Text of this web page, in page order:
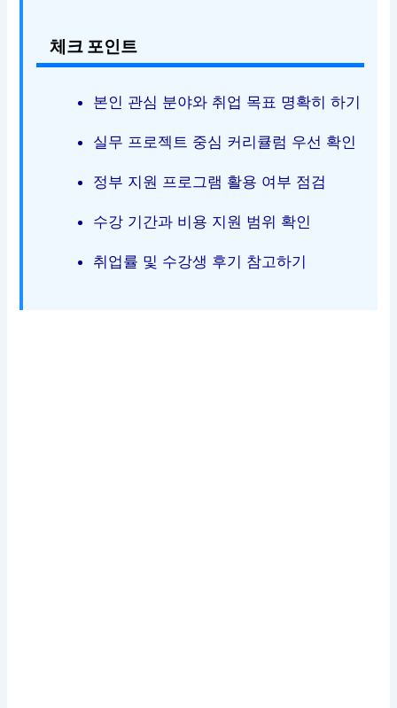
체크 포인트
본인 관심 분야와 취업 목표 명확히 하기
실무 프로젝트 중심 커리큘럼 우선 확인
정부 지원 프로그램 활용 여부 점검
수강 기간과 비용 지원 범위 확인
취업률 및 수강생 후기 참고하기